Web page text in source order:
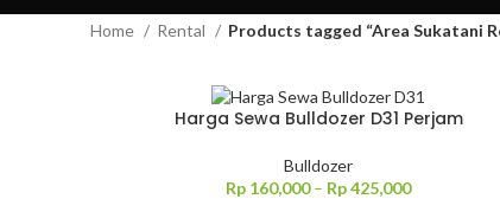
Home Rental Products tagged “Area Sukatani
Harga Sewa Bulldozer D31 Perjam
Bulldozer
Rp 160,000– Rp425,000